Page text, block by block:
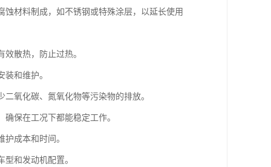
材料制成，如不锈钢或特殊涂层，以延长使用
散热，防止过热。
和维护。
氧化碳、氮氧化物等污染物的排放。
保在工况下都能稳定工作。
成本和时间。
和发动机配置。